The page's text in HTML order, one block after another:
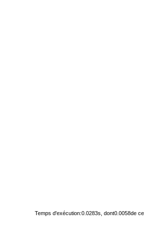
Temps d'exécution:0.0283s, dont0.0058de